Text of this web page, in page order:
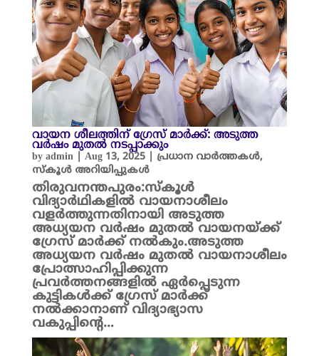
വായന ശീലത്തിന് ഗ്രേസ് മാർക്ക്: അടുത്ത
വർഷം മുതൽ നടപ്പാക്കും
by admin| Aug 13, 2025| പ്രധാന വാർത്തകൾ,
സ്കൂൾ അറിയിപ്പുകൾ
തിരുവനന്തപുരം:സ്കൂൾ
വിദ്യാർഥികളിൽ വായനാശീലം
വളർത്തുന്നതിനായി അടുത്ത
അധ്യയന വർഷം മുതൽ വായനയ്ക്ക്
ഗ്രേസ് മാർക്ക് നൽകും.അടുത്ത
അധ്യയന വർഷം മുതൽ വായനാശീലം
പ്രോത്സാഹിപ്പിക്കുന്ന
പ്രവർത്തനങ്ങളിൽ ഏർപ്പെടുന്ന
കുട്ടികൾക്ക് ഗ്രേസ് മാർക്ക്
നൽക്കാനാണ് വിദ്യാഭ്യാസ
വകുപ്പിന്റെ…